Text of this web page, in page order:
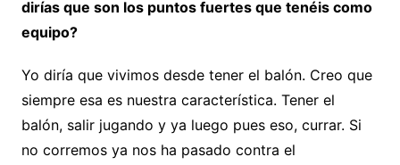
dirías que son los puntos fuertes que tenéis como
equipo?
Yo diría que vivimos desde tener el balón. Creo que
siempre esa es nuestra característica. Tener el
balón, salir jugando y ya luego pues eso, currar. Si
no corremos ya nos ha pasado contra el